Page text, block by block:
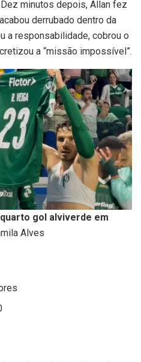
minutos depois, Allan fez
derrubado dentro da
a responsabilidade, cobrou o
a “missão impossível”.
gol alviverde em
Alves